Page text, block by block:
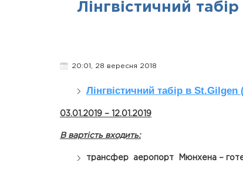
Лінгвістичний
20:01, 28 вересня 2018
Лінгвістичний табір в
03.01.2019 – 12.01.2019
В вартість входить:
трансфер аеропорт Мюнхена –